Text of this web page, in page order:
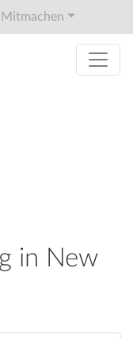
Mitmachen
in New